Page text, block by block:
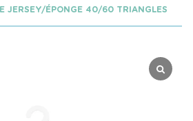
JERSEY/ÉPONGE 40/60 TRIANGLES